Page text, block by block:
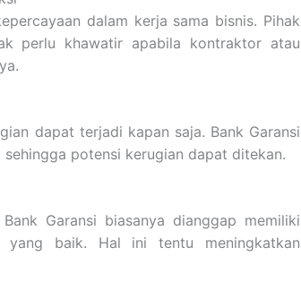
dalam kerja sama bisnis. Pihak
perlu khawatir apabila kontraktor atau
dapat terjadi kapan saja. Bank Garansi
potensi kerugian dapat ditekan.
Garansi biasanya dianggap memiliki
yang baik. Hal ini tentu meningkatkan